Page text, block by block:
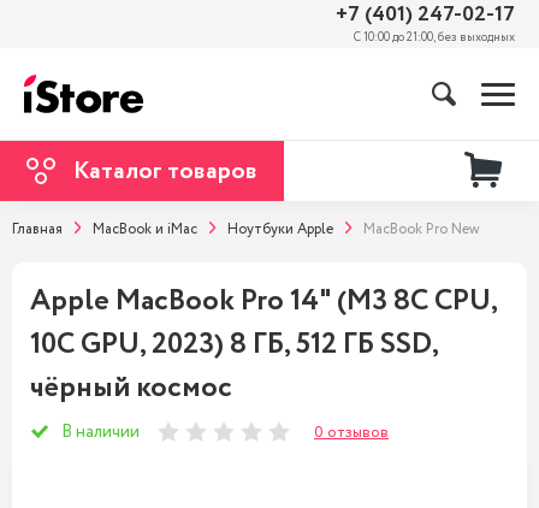
+7 (401) 247-02-17
С 10:00 до 21:00, без выходных
Каталог товаров
Главная MacBook и iMac Ноутбуки Apple MacBook Pro New
Apple MacBook Pro 14" (M3 8C CPU,
10C GPU, 2023) 8 ГБ, 512 ГБ SSD,
чёрный космос
В наличии 0 отзывов